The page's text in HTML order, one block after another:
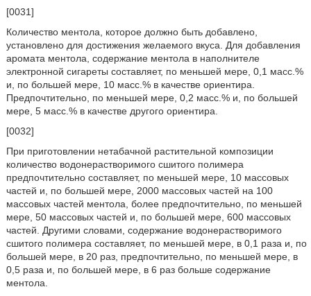
[0031]
Количество ментола, которое должно быть добавлено,
установлено для достижения желаемого вкуса. Для добавления
аромата ментола, содержание ментола в наполнителе
электронной сигареты составляет, по меньшей мере, 0,1 масс.%
и, по большей мере, 10 масс.% в качестве ориентира.
Предпочтительно, по меньшей мере, 0,2 масс.% и, по большей
мере, 5 масс.% в качестве другого ориентира.
[0032]
При приготовлении нетабачной растительной композиции
количество водонерастворимого сшитого полимера
предпочтительно составляет, по меньшей мере, 10 массовых
частей и, по большей мере, 2000 массовых частей на 100
массовых частей ментола, более предпочтительно, по меньшей
мере, 50 массовых частей и, по большей мере, 600 массовых
частей. Другими словами, содержание водонерастворимого
сшитого полимера составляет, по меньшей мере, в 0,1 раза и, по
большей мере, в 20 раз, предпочтительно, по меньшей мере, в
0,5 раза и, по большей мере, в 6 раз больше содержание
ментола.